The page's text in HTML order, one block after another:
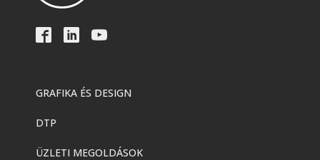
GRAFIKA ÉS DESIGN
DTP
ÜZLETI MEGOLDÁSOK